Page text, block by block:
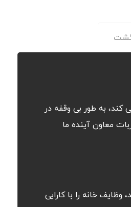
به طور بی وقفه در
معاون آینده ما
خانه را با کارایی